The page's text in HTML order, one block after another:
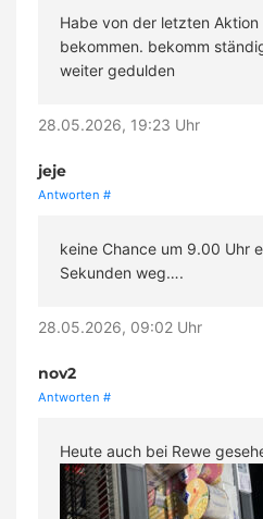
Habe von der letzten
bekommen. bekomm
weiter gedulden
28.05.2026, 19:23 Uhr
jeje
Antworten #
keine Chance um 9.00 Uhr
Sekunden weg….
28.05.2026, 09:02 Uhr
nov2
Antworten #
Heute auch bei Rewe